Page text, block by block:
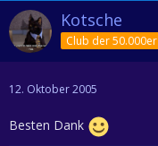
Kotsche
Club der 50.000er
12. Oktober 2005
Besten Dank